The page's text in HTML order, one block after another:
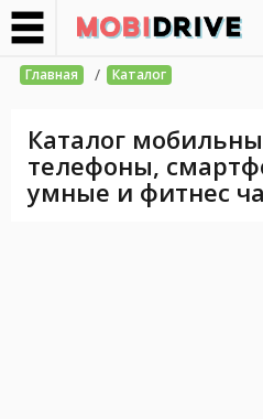
Главная / Каталог
Каталог
телефоны,
умные и фитнес